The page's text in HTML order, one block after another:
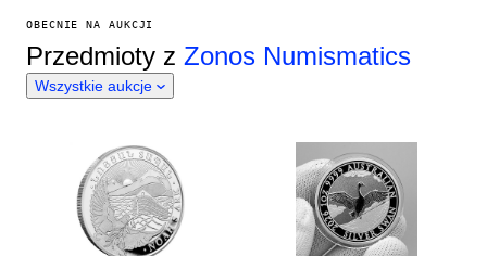
OBECNIE NA AUKCJI
Przedmioty z Zonos Numismatics
Wszystkie aukcje